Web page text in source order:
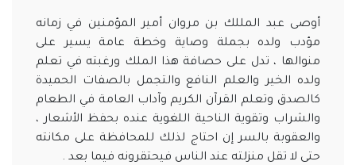
أوصى عبد المللك بن مروان أمير المؤمنين في زمانه
مؤدب ولده بجملة وصاية وخطة عامة يسير على
منوالها ، تدل على حصافة هذا الملك ورغبته في تعلم
ولده الخير والعلم النافع والتجمل بالصفات الحميدة
كالصدق وتعلم القرآن الكريم وآداب العامة في الطعام
والشراب وتقوية الناحية اللغوية عنده بحفظ الأشعار ،
والعقوبة بالسر إن احتاج لذلك للمحافظة على مكانته
حتى لا تقل منزلته عند الناس فيحتقرونه فيما بعد .